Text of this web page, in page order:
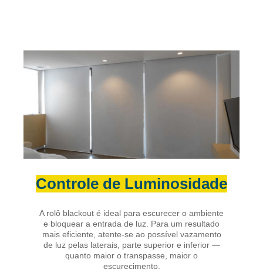
Controle de Luminosidade
A rolô blackout é ideal para escurecer o ambiente
e bloquear a entrada de luz. Para um resultado
mais eficiente, atente-se ao possível vazamento
de luz pelas laterais, parte superior e inferior —
quanto maior o transpasse, maior o
escurecimento.